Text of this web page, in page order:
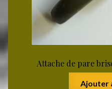
Attache de pare
Ajouter